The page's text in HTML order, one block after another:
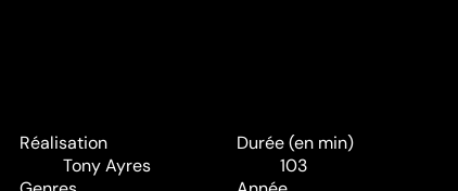
Réalisation
Tony Ayres
Durée (en min)
103